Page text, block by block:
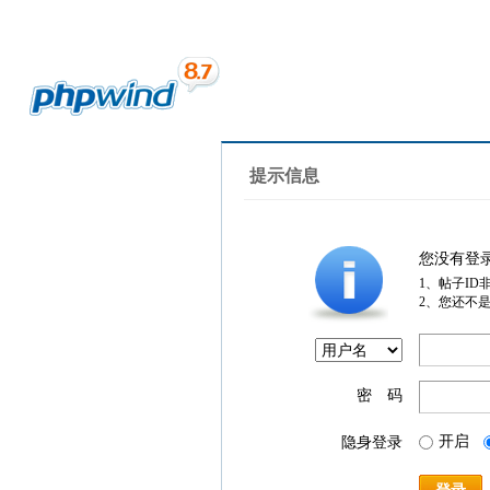
提示信息
您没有登
1、帖子ID
2、您还不
密 码
隐身登录 开启